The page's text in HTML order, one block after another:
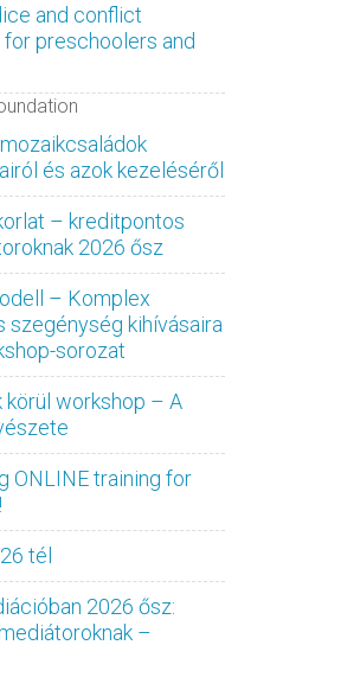
and conflict
preschoolers and
és azok kezeléséről
– kreditpontos
2026 ősz
– Komplex
szegénység kihívásaira
sorozat
körül workshop – A
ONLINE training for
tél
2026 ősz:
–